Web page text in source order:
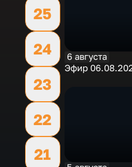
25
24
23
22
21
6 августа
Эфир